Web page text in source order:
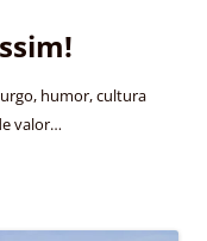
humor, cultura
valor…